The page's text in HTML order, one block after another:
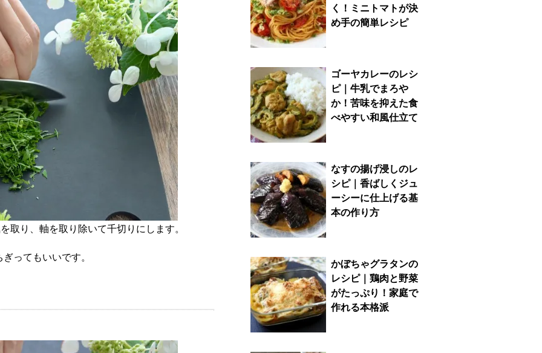
取り、軸を取り除いて千切りにします。
ってもいいです。
く！ミニトマトが決
め手の簡単レシピ
ゴーヤカレーのレシ
ピ｜牛乳でまろや
か！苦味を抑えた食
べやすい和風仕立て
なすの揚げ浸しのレ
シピ｜香ばしくジュ
ーシーに仕上げる基
本の作り方
かぼちゃグラタンの
レシピ｜鶏肉と野菜
がたっぷり！家庭で
作れる本格派